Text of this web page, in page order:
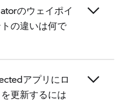
のウェイポイ
の違いは何で
アプリにロ
更新するには